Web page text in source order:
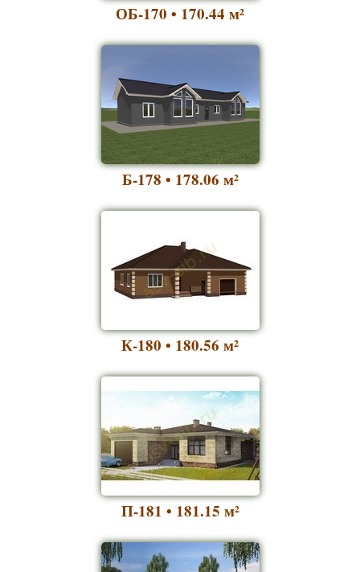
ОБ-170 • 170.44 м²
Б-178 • 178.06 м²
К-180 • 180.56 м²
П-181 • 181.15 м²